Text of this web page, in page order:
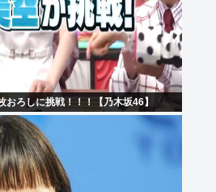
ろしに挑戦！！！【乃木坂46】